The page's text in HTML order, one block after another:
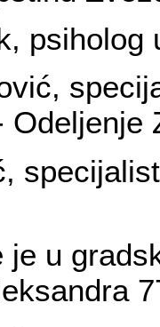
psiholog
Odeljenje
je u